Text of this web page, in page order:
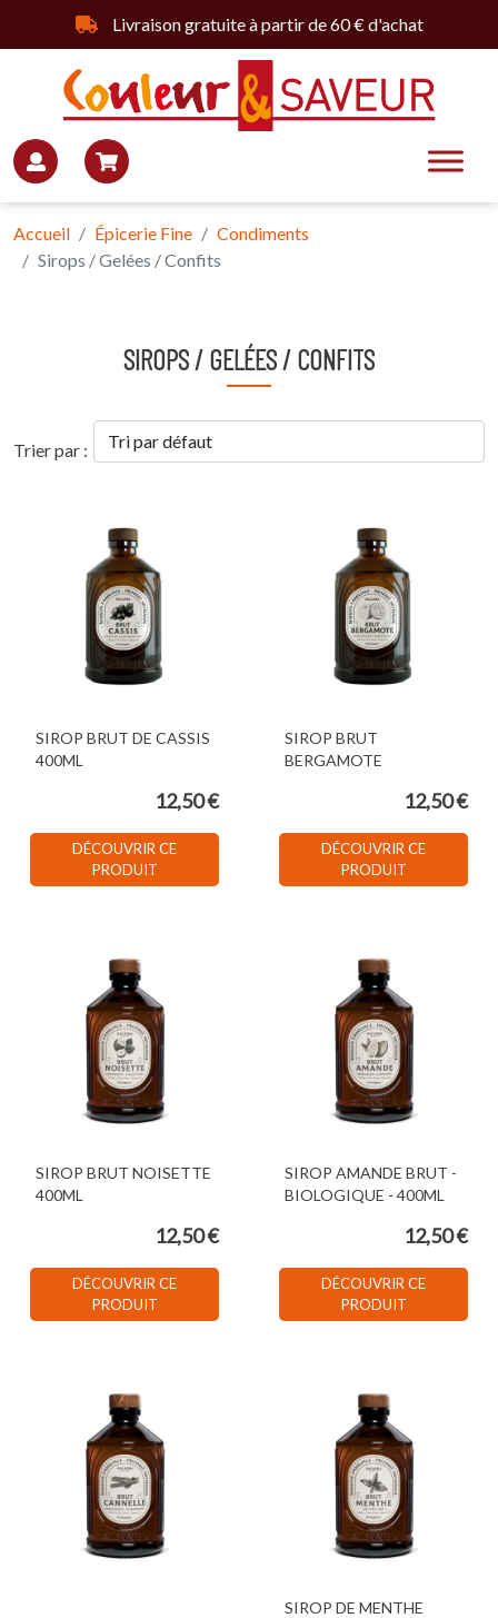
Livraison gratuite à partir de 60 € d'achat
Accueil Épicerie Fine
Condiments
Sirops / Gelées / Confits
SIROPS / GELÉES / CONFITS
Trier par :
SIROP BRUT DE CASSIS
400ML
12,50 €
DÉCOUVRIR CE
PRODUIT
SIROP BRUT
BERGAMOTE
12,50 €
DÉCOUVRIR CE
PRODUIT
SIROP BRUT NOISETTE
400ML
12,50 €
DÉCOUVRIR CE
PRODUIT
SIROP AMANDE BRUT -
BIOLOGIQUE - 400ML
12,50 €
DÉCOUVRIR CE
PRODUIT
SIROP DE MENTHE